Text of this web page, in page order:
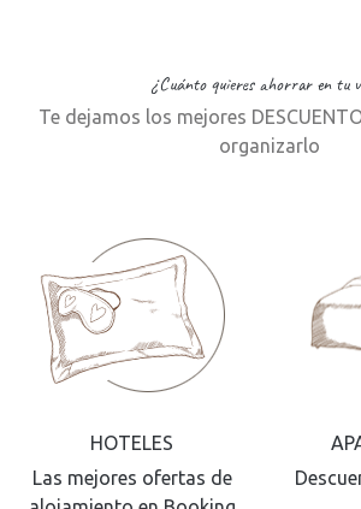
¿Cuánto quieres ahorrar en tu
Te dejamos los mejores
organizarlo
HOTELES
Las mejores ofertas de